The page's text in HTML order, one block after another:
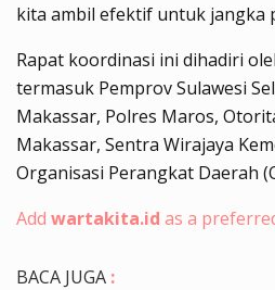
kita ambil efektif untuk jangka
Rapat koordinasi ini dihadiri
termasuk Pemprov Sulawesi
Makassar, Polres Maros,
Makassar, Sentra Wirajaya
Organisasi Perangkat Daerah
Add wartakita.id as a
BACA JUGA :